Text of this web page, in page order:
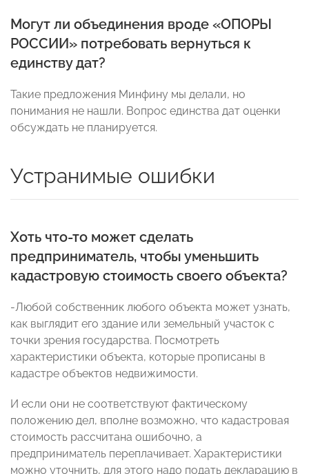
Могут ли объединения вроде «ОПОРЫ
РОССИИ» потребовать вернуться к
единству дат?
Такие предложения Минфину мы делали, но
понимания не нашли. Вопрос единства дат оценки
обсуждать не планируется.
Устранимые ошибки
Хоть что-то может сделать
предприниматель, чтобы уменьшить
кадастровую стоимость своего объекта?
-Любой собственник любого объекта может узнать,
как выглядит его здание или земельный участок с
точки зрения государства. Посмотреть
характеристики объекта, которые прописаны в
кадастре объектов недвижимости.
И если они не соответствуют фактическому
положению дел, вполне возможно, что кадастровая
стоимость рассчитана ошибочно, а
предприниматель переплачивает. Характеристики
можно уточнить, для этого надо подать декларацию в